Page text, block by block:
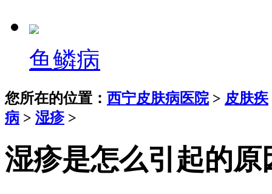
鱼鳞病
您所在的位置： 西宁皮肤病医院> 皮肤疾
病 > 湿疹>
湿疹是怎么引起的